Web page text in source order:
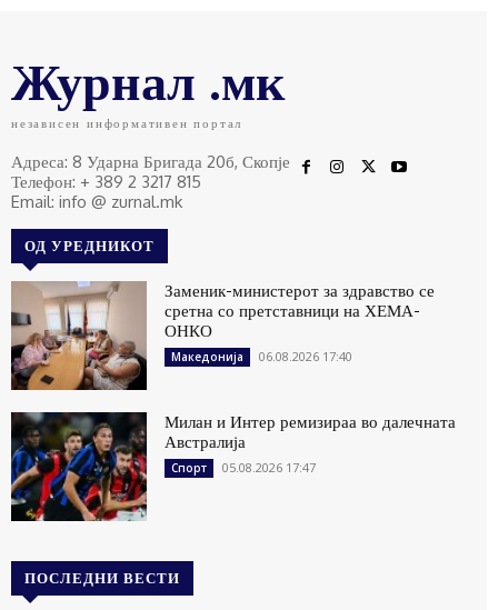
Журнал .мк
независен информативен портал
Адреса: 8 Ударна Бригада 20б, Скопје
Телефон: + 389 2 3217 815
Email: info @ zurnal.mk
ОД УРЕДНИКОТ
Заменик-министерот за здравство се
сретна со претставници на ХЕМА-
ОНКО
Македонија 06.08.2026 17:40
Милан и Интер ремизираа во далечната
Австралија
Спорт 05.08.2026 17:47
ПОСЛЕДНИ ВЕСТИ